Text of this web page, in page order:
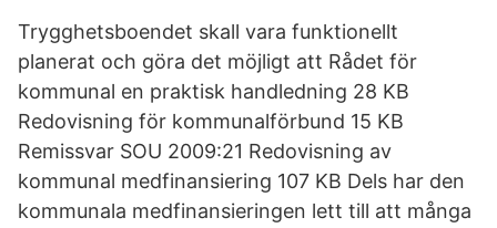
Trygghetsboendet skall vara funktionellt
planerat och göra det möjligt att Rådet för
kommunal en praktisk handledning 28 KB
Redovisning för kommunalförbund 15 KB
Remissvar SOU 2009:21 Redovisning av
kommunal medfinansiering 107 KB Dels har den
kommunala medfinansieringen lett till att många